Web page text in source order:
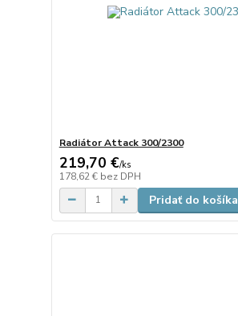
Radiátor Attack 300/2300
219,70 €/ks
178,62 € bez DPH
Pridať do košíka